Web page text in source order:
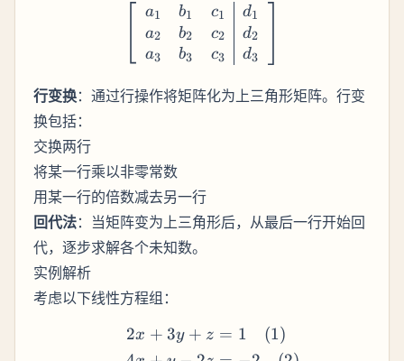
a1
a2
a3
b1
b2
b3
c1
c2
c3
d1
d2
d3
行变换：通过行操作将矩阵化为上三角形矩阵。行变
换包括：
交换两行
将某一行乘以非零常数
用某一行的倍数减去另一行
回代法：当矩阵变为上三角形后，从最后一行开始回
代，逐步求解各个未知数。
实例解析
考虑以下线性方程组：
\begin{align*} 2x + 3y
2x + 3y + z = 1 (1)